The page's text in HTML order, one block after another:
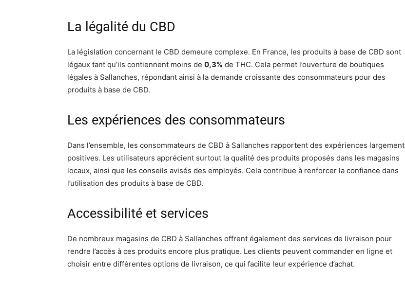
La légalité du CBD
La législation concernant le CBD demeure complexe. En France, les produits à base de CBD sont
légaux tant qu’ils contiennent moins de 0,3% de THC. Cela permet l’ouverture de boutiques
légales à Sallanches, répondant ainsi à la demande croissante des consommateurs pour des
produits à base de CBD.
Les expériences des consommateurs
Dans l’ensemble, les consommateurs de CBD à Sallanches rapportent des expériences largement
positives. Les utilisateurs apprécient surtout la qualité des produits proposés dans les magasins
locaux, ainsi que les conseils avisés des employés. Cela contribue à renforcer la confiance dans
l’utilisation des produits à base de CBD.
Accessibilité et services
De nombreux magasins de CBD à Sallanches offrent également des services de livraison pour
rendre l’accès à ces produits encore plus pratique. Les clients peuvent commander en ligne et
choisir entre différentes options de livraison, ce qui facilite leur expérience d’achat.